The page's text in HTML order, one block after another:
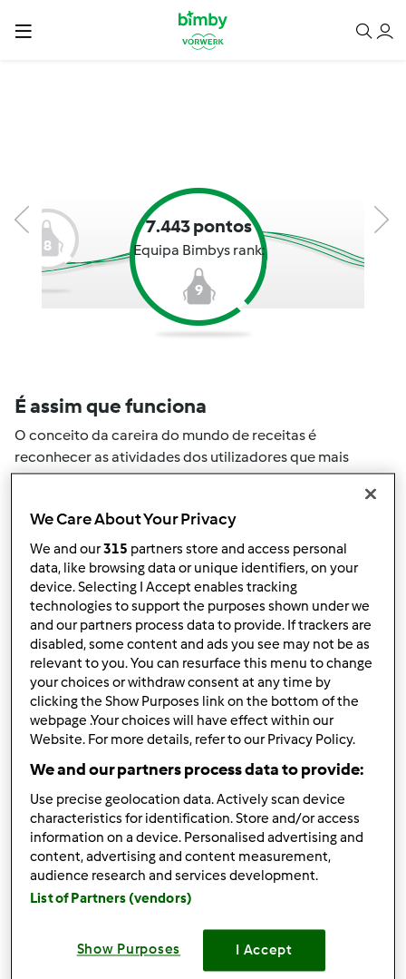
8
7.443 pontos
Equipa Bimbys rank:
9
É assim que funciona
O conceito da careira do mundo de receitas é
reconhecer as atividades dos utilizadores que mais
ajudaram a expandir a comunidade. Todas as suas
actividades no mundo de receitas serão convertidas em
pontos. Ao atingir um certo numero de pontos, atingirá
automaticamente o próximo nivel de pontos.
Como pode colecionar pontos de
actividade
Ao realizar uma das ações descritas abaixo, pode
colecionar pontos. Estes pontos serão adicionados à sua
carreira pessoal do mundo de receitas. Por favor
verifique a níveis de aventais acima e veja quantos
pontos precisa para atingir o próximo nível.
pontos
+10
Criar uma receita (completa=10 pontos,
apenas campos obrigatórios =5 pontos)
+1
ponto
Adicionar um amigo
We Care About Your Privacy
We and our315 partners store and access personal
data, like browsing data or unique identifiers, on your
device. Selecting I Accept enables tracking
technologies to support the purposes shown under we
and our partners process data to provide. If trackers are
disabled, some content and ads you see may not be as
relevant to you. You can resurface this menu to change
your choices or withdraw consent at any time by
clicking the Show Purposes link on the bottom of the
webpage .Your choices will have effect within our
Website. For more details, refer to our Privacy Policy.
We and our partners process data to provide:
Use precise geolocation data. Actively scan device
characteristics for identification. Store and/or access
information on a device. Personalised advertising and
content, advertising and content measurement,
audience research and services development.
List of Partners (vendors)
Show Purposes I Accept